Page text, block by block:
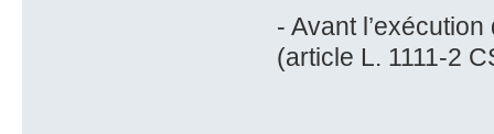
- Avant
(article L. 1111-2